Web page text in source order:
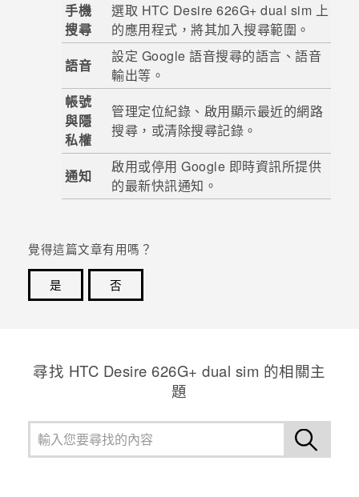
手機
搜尋
選取 HTC Desire 626G+ dual sim 上
的應用程式，將其加入搜尋範圍。
語音
設定 Google 語音搜尋的語言、語音
輸出等。
帳號
與隱
私權
管理定位紀錄、啟用顯示最近的網路
搜尋，或清除搜尋記錄。
通知
啟用或停用 Google 即時資訊所提供
的最新快訊通知。
覺得這篇文章有用嗎？
是
否
尋找 HTC Desire 626G+ dual sim 的相關主
題